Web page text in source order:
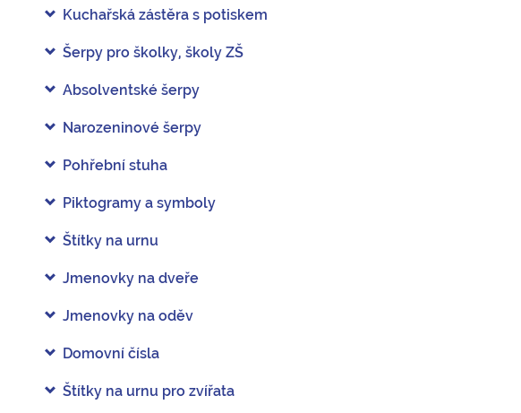
Kuchařská zástěra s potiskem
Šerpy pro školky, školy ZŠ
Absolventské šerpy
Narozeninové šerpy
Pohřební stuha
Piktogramy a symboly
Štítky na urnu
Jmenovky na dveře
Jmenovky na oděv
Domovní čísla
Štítky na urnu pro zvířata